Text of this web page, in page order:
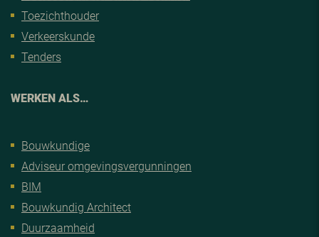
Toezichthouder
Verkeerskunde
Tenders
WERKEN ALS…
Bouwkundige
Adviseur omgevingsvergunningen
BIM
Bouwkundig Architect
Duurzaamheid